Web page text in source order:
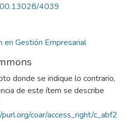
4039
en Gestión Empresarial
donde se indique lo contrario,
de este ítem se describe
coar/access_right/c_abf2